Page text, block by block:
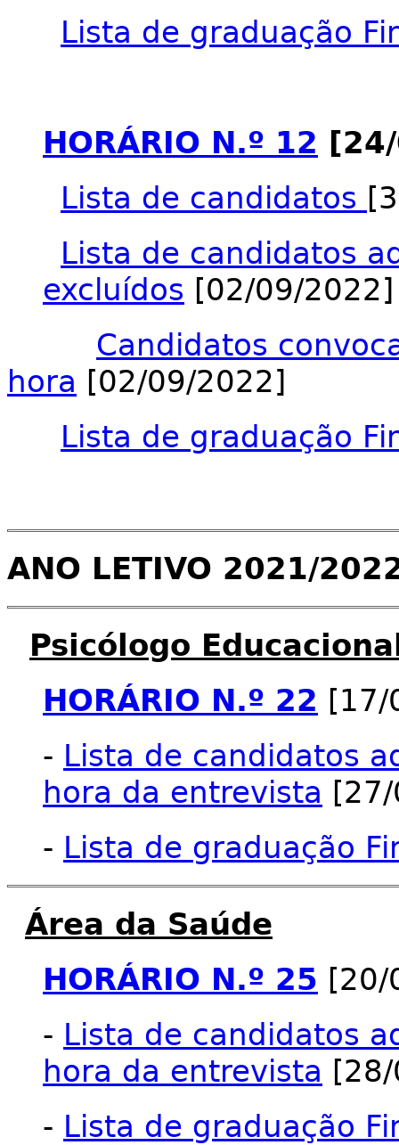
Lista de graduação
HORÁRIO N.º 12
Lista de candidatos
Lista de candidatos
excluídos [02/09/2022]
Candidatos
hora [02/09/2022]
Lista de graduação
ANO LETIVO 2021/
Psicólogo
HORÁRIO N.º 22
- Lista de candidatos
hora da entrevista
- Lista de graduação
Área da Saúde
HORÁRIO N.º 25
- Lista de candidatos
hora da entrevista
- Lista de graduação